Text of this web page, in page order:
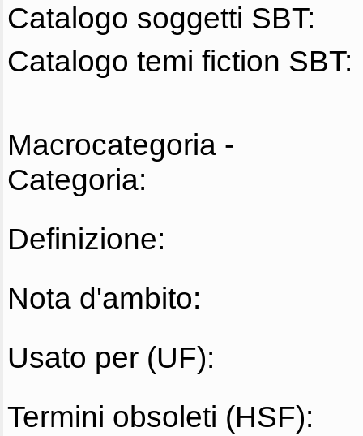
Catalogo soggetti SBT:
Catalogo temi fiction SBT:
Macrocategoria -
Categoria:
Definizione:
Nota d'ambito:
Usato per (UF):
Termini obsoleti (HSF):